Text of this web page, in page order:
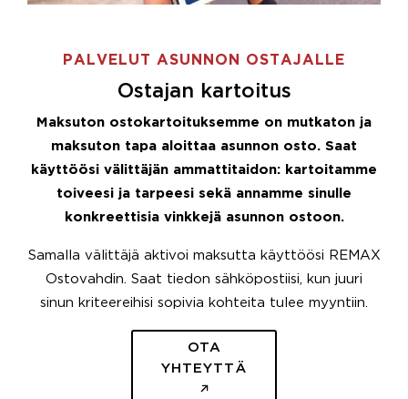
PALVELUT ASUNNON OSTAJALLE
Ostajan kartoitus
Maksuton ostokartoituksemme on mutkaton ja
maksuton tapa aloittaa asunnon osto. Saat
käyttöösi välittäjän ammattitaidon: kartoitamme
toiveesi ja tarpeesi sekä annamme sinulle
konkreettisia vinkkejä asunnon ostoon.
Samalla välittäjä aktivoi maksutta käyttöösi REMAX
Ostovahdin. Saat tiedon sähköpostiisi, kun juuri
sinun kriteereihisi sopivia kohteita tulee myyntiin.
OTA
YHTEYTTÄ